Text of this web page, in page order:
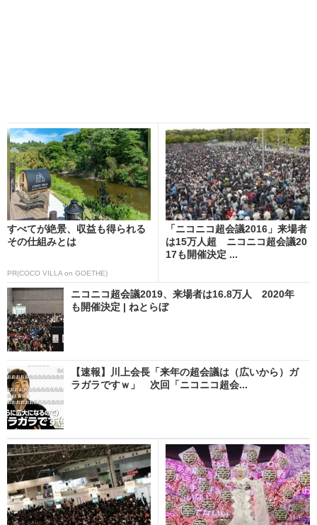
すべてが絶景、収益も得られる
その仕組みとは
PR(COCO VILLA on GOETHE)
「ニコニコ超会議2016」来場者
は15万人超 ニコニコ超会議20
17も開催決定 ...
ニコニコ超会議2019、来場者は16.8万人 2020年
も開催決定 | ねとらぼ
【速報】川上会長「来年の超会議は（広いから）ガ
ラガラですｗ」 次回「ニコニコ超会...